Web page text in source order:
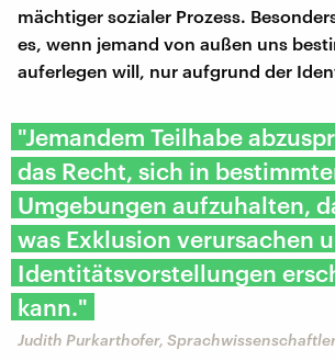
mächtiger sozialer Prozess.
es, wenn jemand von außen uns
auferlegen will, nur aufgrund der
"Jemandem Teilhabe
das Recht, sich in
Umgebungen aufzuhalten,
was Exklusion verursachen
Identitätsvorstellungen
kann."
Judith Purkarthofer,